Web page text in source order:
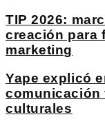
TIP 2026:
creación para
marketing
Yape explicó
comunicación
culturales